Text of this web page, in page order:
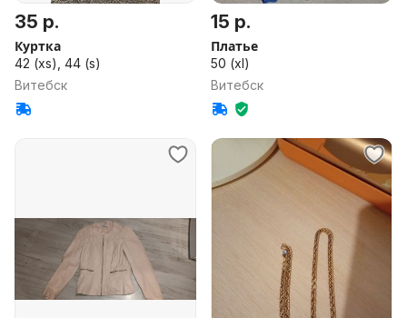
35 р.
Куртка
42 (xs), 44 (s)
Витебск
15 р.
Платье
50 (xl)
Витебск